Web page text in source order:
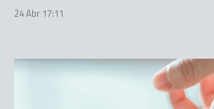
24 Abr 17:11